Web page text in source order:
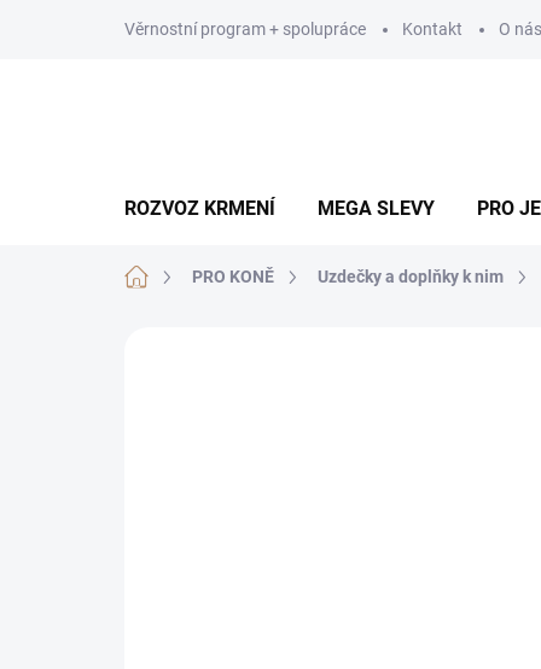
Věrnostní program + spolupráce Kontakt O nás
ROZVOZ KRMENÍ MEGA SLEVY PRO
Domů PRO KONĚ Uzdečky a doplňky k nim